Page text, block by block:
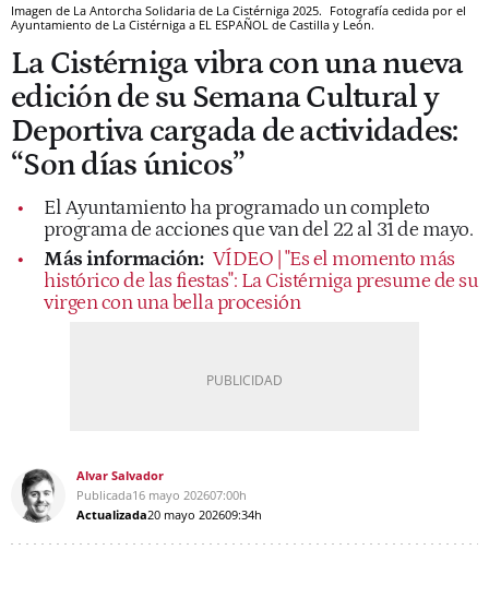
Imagen de La Antorcha Solidaria de La Cistérniga 2025. Fotografía cedida por el
Ayuntamiento de La Cistérniga a EL ESPAÑOL de Castilla y León.
La Cistérniga vibra con una nueva
edición de su Semana Cultural y
Deportiva cargada de actividades:
“Son días únicos”
El Ayuntamiento ha programado un completo
programa de acciones que van del 22 al 31 de mayo.
Más información: VÍDEO | "Es el momento más
histórico de las fiestas": La Cistérniga presume de su
virgen con una bella procesión
Alvar Salvador
Publicada16 mayo 202607:00h
Actualizada20 mayo 202609:34h